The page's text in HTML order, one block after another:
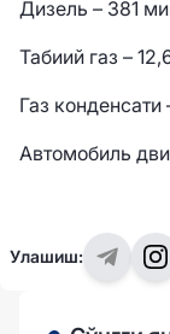
Дизель – 381
Табиий газ –
Газ конденсати
Автомобиль
Улашиш: